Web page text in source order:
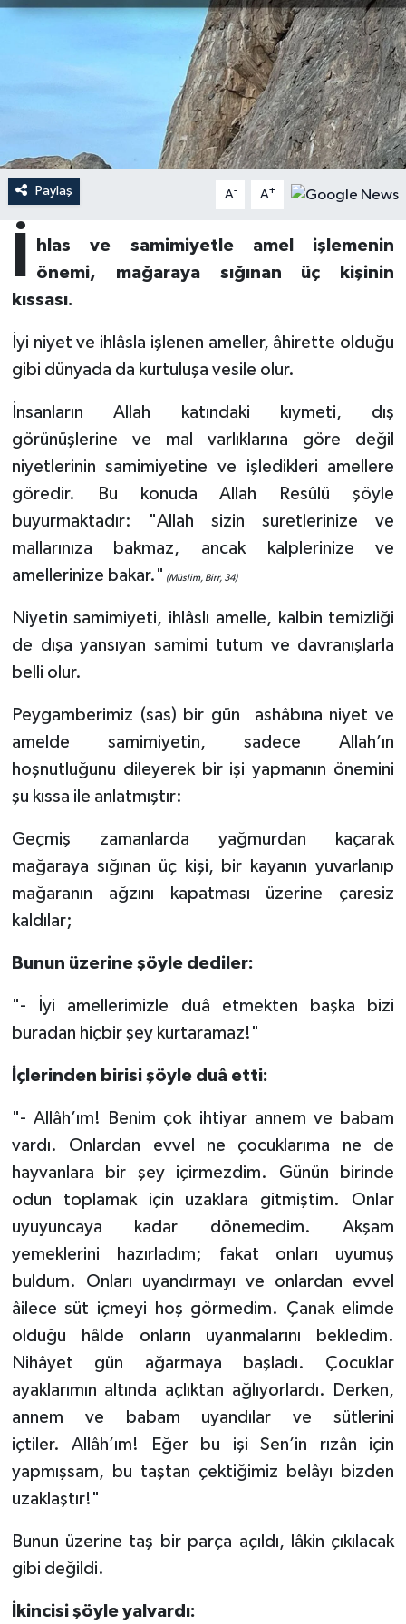
Paylaş A- A+
hlas ve samimiyetle amel işlemenin
önemi, mağaraya sığınan üç kişinin
kıssası.
İyi niyet ve ihlâsla işlenen ameller, âhirette olduğu
gibi dünyada da kurtuluşa vesile olur.
İnsanların Allah katındaki kıymeti, dış
görünüşlerine ve mal varlıklarına göre değil
niyetlerinin samimiyetine ve işledikleri amellere
göredir. Bu konuda Allah Resûlü şöyle
buyurmaktadır: "Allah sizin suretlerinize ve
mallarınıza bakmaz, ancak kalplerinize ve
amellerinize bakar." (Müslim, Birr, 34)
Niyetin samimiyeti, ihlâslı amelle, kalbin temizliği
de dışa yansıyan samimi tutum ve davranışlarla
belli olur.
Peygamberimiz (sas) bir gün ashâbına niyet ve
amelde samimiyetin, sadece Allah’ın
hoşnutluğunu dileyerek bir işi yapmanın önemini
şu kıssa ile anlatmıştır:
Geçmiş zamanlarda yağmurdan kaçarak
mağaraya sığınan üç kişi, bir kayanın yuvarlanıp
mağaranın ağzını kapatması üzerine çaresiz
kaldılar;
Bunun üzerine şöyle dediler:
"- İyi amellerimizle duâ etmekten başka bizi
buradan hiçbir şey kurtaramaz!"
İçlerinden birisi şöyle duâ etti:
"- Allâh’ım! Benim çok ihtiyar annem ve babam
vardı. Onlardan evvel ne çocuklarıma ne de
hayvanlara bir şey içirmezdim. Günün birinde
odun toplamak için uzaklara gitmiştim. Onlar
uyuyuncaya kadar dönemedim. Akşam
yemeklerini hazırladım; fakat onları uyumuş
buldum. Onları uyandırmayı ve onlardan evvel
âilece süt içmeyi hoş görmedim. Çanak elimde
olduğu hâlde onların uyanmalarını bekledim.
Nihâyet gün ağarmaya başladı. Çocuklar
ayaklarımın altında açlıktan ağlıyorlardı. Derken,
annem ve babam uyandılar ve sütlerini
içtiler. Allâh’ım! Eğer bu işi Sen’in rızân için
yapmışsam, bu taştan çektiğimiz belâyı bizden
uzaklaştır!"
Bunun üzerine taş bir parça açıldı, lâkin çıkılacak
gibi değildi.
İkincisi şöyle yalvardı:
Aydın Müftülüğü
Balıkesir Müftülüğü
Batman Müftülüğü
Bayburt Müftülüğü
Bilecik Müftülüğü
Bingöl Müftülüğü
Bitlis Müftülüğü
Bolu Müftülüğü
Burdur Müftülüğü
Bursa Müftülüğü
Çankırı Müftülüğü
Çorum Müftülüğü
Denizli Müftülüğü
Düzce Müftülüğü
Edirne Müftülüğü
Elazığ Müftülüğü
Erzincan Müftülüğü
Gaziantep Müftülüğü
Gümüşhane Müftülüğü
Hakkari Müftülüğü
Hatay Müftülüğü
Iğdır Müftülüğü
Isparta Müftülüğü
İstanbul Müftülüğü
İzmir Müftülüğü
Karabük Müftülüğü
Peygamberimizin Hayatı
Sahabeler
Zekat
DİYANET AKADEMİ
DİYANET GENÇLİK
DİYANET RADYO/TV
Dünya
Eğitim
Kültür-Sanat
Aile
Sağlık
Makaleler
Ekonomi
Bilim, Teknoloji
Biyografiler
Diyanet TV
YAŞAM